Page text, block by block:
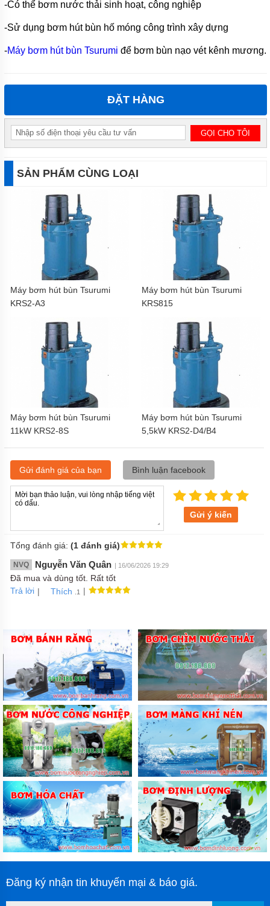
BƠM
NGHIỆP
TIN
TỨC
MỚI
LIÊN
-Có thể bơm nước thải sinh hoạt, công nghiệp
-Sử dụng bơm hút bùn hố móng công trình xây dựng
-Máy bơm hút bùn Tsurumi để bơm bùn nạo vét kênh mương.
ĐẶT HÀNG
SẢN PHẨM CÙNG LOẠI
Máy bơm hút bùn Tsurumi
KRS2-A3
Máy bơm hút bùn Tsurumi
KRS815
Máy bơm hút bùn Tsurumi
11kW KRS2-8S
Máy bơm hút bùn Tsurumi
5,5kW KRS2-D4/B4
Gửi đánh giá của bạn Bình luận facebook
Gửi ý kiến
Tổng đánh giá: (1 đánh giá)
NVQ Nguyễn Văn Quân | 16/06/2026 19:29
Đã mua và dùng tốt. Rất tốt
Trả lời | Thích .1 |
Đăng ký nhận tin khuyến mại & báo giá.